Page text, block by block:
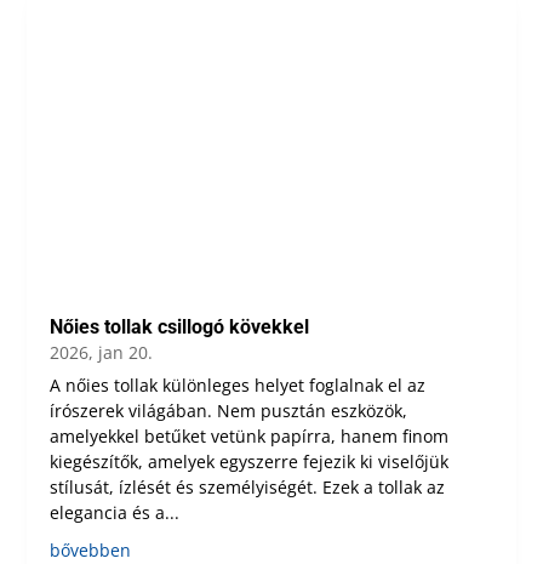
Nőies tollak csillogó kövekkel
2026, jan 20.
A nőies tollak különleges helyet foglalnak el az
írószerek világában. Nem pusztán eszközök,
amelyekkel betűket vetünk papírra, hanem finom
kiegészítők, amelyek egyszerre fejezik ki viselőjük
stílusát, ízlését és személyiségét. Ezek a tollak az
elegancia és a...
bővebben